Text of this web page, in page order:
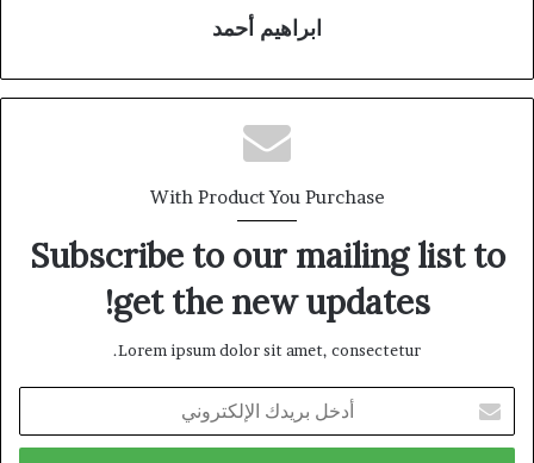
ابراهيم أحمد
With Product You Purchase
Subscribe to our mailing list to
get the new updates!
Lorem ipsum dolor sit amet, consectetur.
بريدك
الإلكتروني